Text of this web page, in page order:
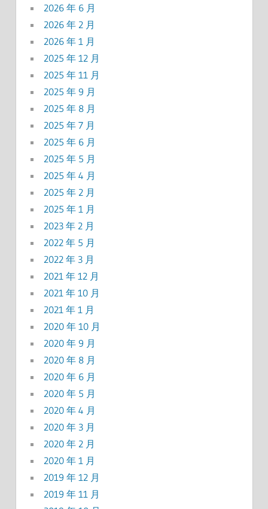
2026 年 6 月
2026 年 2 月
2026 年 1 月
2025 年 12 月
2025 年 11 月
2025 年 9 月
2025 年 8 月
2025 年 7 月
2025 年 6 月
2025 年 5 月
2025 年 4 月
2025 年 2 月
2025 年 1 月
2023 年 2 月
2022 年 5 月
2022 年 3 月
2021 年 12 月
2021 年 10 月
2021 年 1 月
2020 年 10 月
2020 年 9 月
2020 年 8 月
2020 年 6 月
2020 年 5 月
2020 年 4 月
2020 年 3 月
2020 年 2 月
2020 年 1 月
2019 年 12 月
2019 年 11 月